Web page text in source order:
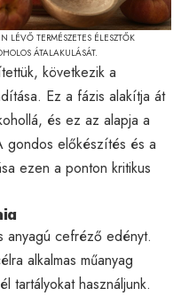
LÉVŐ TERMÉSZETES ÉLESZTŐK
ÁTALAKULÁSÁT.
következik a
Ez a fázis alakítja át
és ez az alapja a
gondos előkészítés és a
ezen a ponton kritikus
anyagú cefréző edényt.
alkalmas műanyag
tartályokat használjunk.